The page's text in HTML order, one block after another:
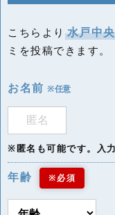
こちらより 水戸中
ミを投稿できます。
お名前 ※任意
※匿名も可能です。入
年齢 ※必須